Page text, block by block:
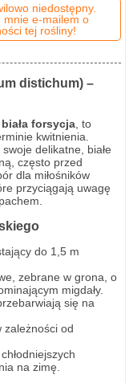
niedostępny.
mnie e-mailem o
tej rośliny!
distichum) –
biała forsycja, to
kwitnienia.
delikatne, białe
często przed
dla miłośników
przyciągają uwagę
do 1,5 m
zebrane w grona, o
migdały.
się na
od
na zimę.